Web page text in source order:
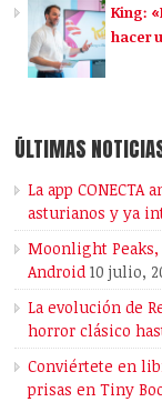
King:
hacer
ÚLTIMAS
La app CONECTA
asturianos y ya
Moonlight
Android 10 julio,
La evolución de
horror clásico
Conviértete en
prisas en Tiny